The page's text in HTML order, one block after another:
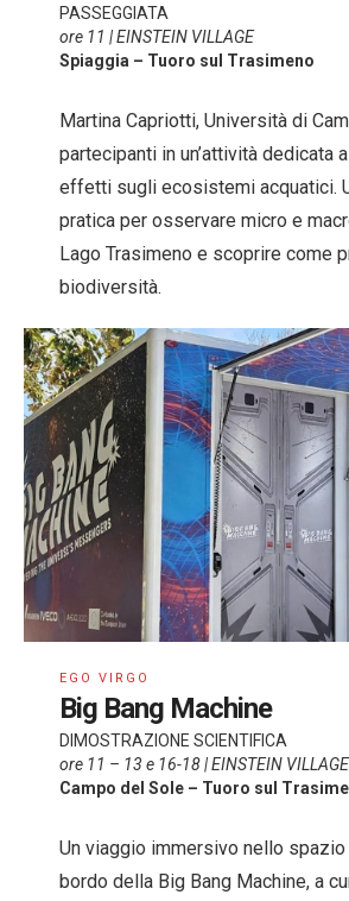
PASSEGGIATA
ore 11 | EINSTEIN VILLAGE
Spiaggia – Tuoro sul Trasimeno
Martina Capriotti, Università di
partecipanti in un’attività dedicata
effetti sugli ecosistemi acquatici.
pratica per osservare micro e
Lago Trasimeno e scoprire come
biodiversità.
EGO VIRGO
Big Bang Machine
DIMOSTRAZIONE SCIENTIFICA
ore 11 – 13 e 16-18 | EINSTEIN VILLAGE
Campo del Sole – Tuoro sul
Un viaggio immersivo nello
bordo della Big Bang Machine, a